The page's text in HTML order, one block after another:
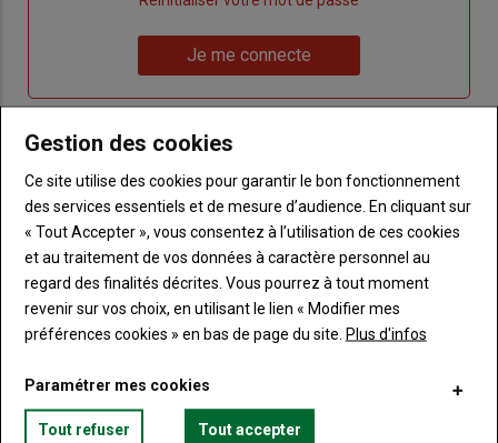
de
me
Je me connecte
Sous-
titre
Vous n'êtes pas abonné(e)
TITRE CRÉEZ UN COMPTE
BodyChoisissez votre formule et créez votre
compte pour accéder à tout Terre de
Touraine.
Gestion des cookies
Ce site utilise des cookies pour garantir le bon fonctionnement
des services essentiels et de mesure d’audience. En cliquant sur
« Tout Accepter », vous consentez à l’utilisation de ces cookies
et au traitement de vos données à caractère personnel au
regard des finalités décrites. Vous pourrez à tout moment
revenir sur vos choix, en utilisant le lien « Modifier mes
préférences cookies » en bas de page du site. Plus d'infos
Paramétrer mes cookies
Tout refuser Tout accepter